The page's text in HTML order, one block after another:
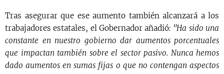
Tras asegurar que ese aumento también alcanzará a los
trabajadores estatales, el Gobernador añadió: "Ha sido una
constante en nuestro gobierno dar aumentos porcentuales
que impactan también sobre el sector pasivo. Nunca hemos
dado aumentos en sumas fijas o que no contengan aspectos